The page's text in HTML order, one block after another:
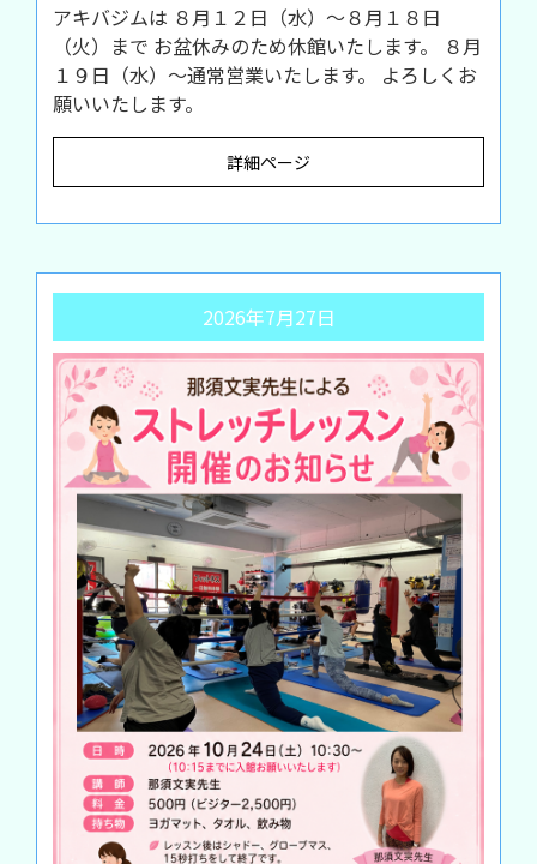
アキバジムは ８月１２日（水）～８月１８日
（火）まで お盆休みのため休館いたします。 ８月
１９日（水）～通常営業いたします。 よろしくお
願いいたします。
詳細ページ
2026年7月27日